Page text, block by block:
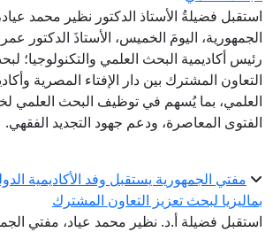
استقبل فضيلةُ الأستاذ الدكتور نظير محمد
الجمهورية، اليومَ الخميس، الأستاذَ الدكتور
رئيس أكاديمية البحث العلمي والتكنولوجيا؛
التعاون المشترك بين دار الإفتاء المصرية
العلمي، بما يُسهم في توظيف البحث العلمي
الفتوى المعاصرة، ودعم جهود التجديد الفقهي.
مفتي الجمهورية يستقبل وفد الأكاديمية
بماليزيا لبحث تعزيز التعاون المشترك
استقبل فضيلة أ.د. نظير محمد عياد، مفتي